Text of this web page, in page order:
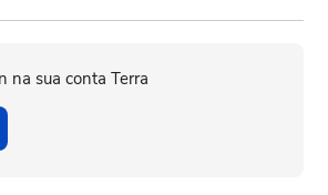
na sua conta Terra